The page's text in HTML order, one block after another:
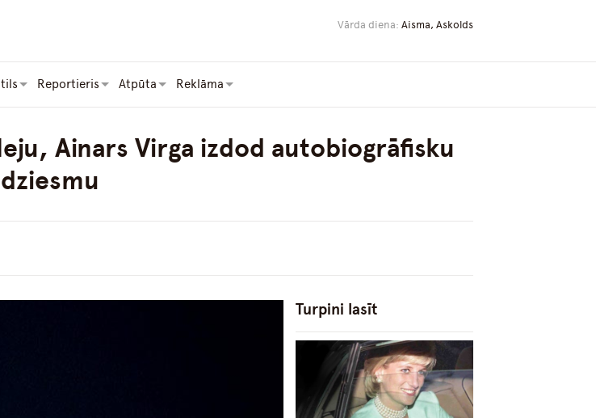
Vārda diena: Aisma, Askolds
Reportieris Atpūta Reklāma
Ainars Virga izdod autobiogrāfisku
dziesmu
Turpini lasīt